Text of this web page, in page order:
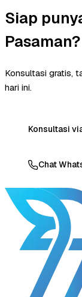
Siap
Pasaman?
Konsultasi gratis,
hari ini.
Konsultasi
Chat